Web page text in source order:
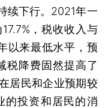
续下行。2021年一
，税收收入与
以来最低水平，预
税降费固然提高了
居民和企业预期较
的投资和居民的消